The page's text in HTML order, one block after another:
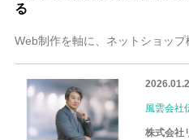
る
風雲会社
株式会社